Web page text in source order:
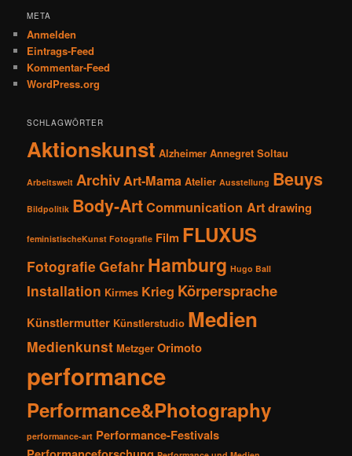
META
Anmelden
Eintrags-Feed
Kommentar-Feed
WordPress.org
SCHLAGWÖRTER
Aktionskunst Alzheimer Annegret Soltau
Arbeitswelt ArchivArt-Mama Atelier Ausstellung Beuys
Bildpolitik Body-ArtCommunication Artdrawing
feministischeKunst Fotografie Film FLUXUS
Fotografie Gefahr Hamburg Hugo Ball
Installation Kirmes Krieg Körpersprache
Künstlermutter Künstlerstudio Medien
Medienkunst Metzger Orimoto
performance
Performance&Photography
performance-art Performance-Festivals